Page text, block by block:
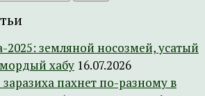
земляной носозмей, усатый
хабу 16.07.2026
пахнет по-разному в